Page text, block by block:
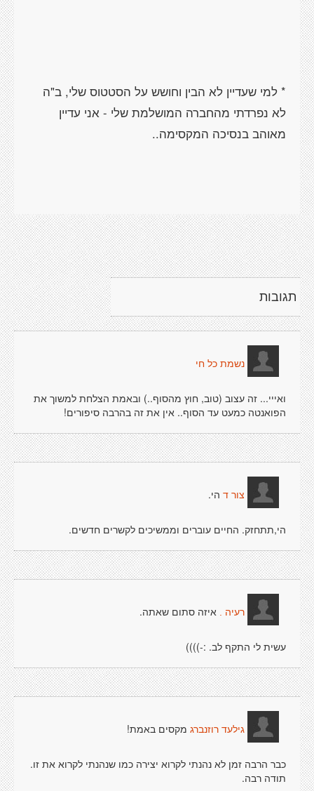
* למי שעדיין לא הבין וחושש על הסטטוס שלי, ב"ה
לא נפרדתי מהחברה המושלמת שלי - אני עדיין
מאוהב בנסיכה המקסימה..
תגובות
נשמת כל חי
ואייי... זה עצוב (טוב, חוץ מהסוף..) ובאמת הצלחת למשוך את
הפואנטה כמעט עד הסוף.. אין את זה בהרבה סיפורים!
צור ד הי.
הי,תתחזק. החיים עוברים וממשיכים לקשרים חדשים.
רעיה . איזה סתום שאתה.
עשית לי התקף לב. :-))))
גילעד רוזנברג מקסים באמת!
כבר הרבה זמן לא נהנתי לקרוא יצירה כמו שנהנתי לקרוא את זו.
תודה רבה.